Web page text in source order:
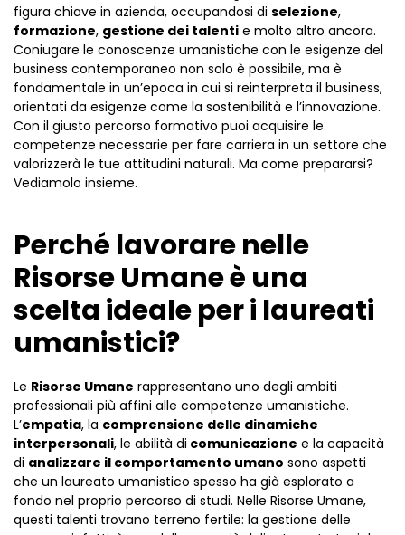
figura chiave in azienda, occupandosi di selezione,
formazione, gestione dei talenti e molto altro ancora.
Coniugare le conoscenze umanistiche con le esigenze del
business contemporaneo non solo è possibile, ma è
fondamentale in un’epoca in cui si reinterpreta il business,
orientati da esigenze come la sostenibilità e l’innovazione.
Con il giusto percorso formativo puoi acquisire le
competenze necessarie per fare carriera in un settore che
valorizzerà le tue attitudini naturali. Ma come prepararsi?
Vediamolo insieme.
Perché lavorare nelle
Risorse Umane è una
scelta ideale per i laureati
umanistici?
Le Risorse Umane rappresentano uno degli ambiti
professionali più affini alle competenze umanistiche.
L’empatia, la comprensione delle dinamiche
interpersonali, le abilità di comunicazione e la capacità
di analizzare il comportamento umano sono aspetti
che un laureato umanistico spesso ha già esplorato a
fondo nel proprio percorso di studi. Nelle Risorse Umane,
questi talenti trovano terreno fertile: la gestione delle